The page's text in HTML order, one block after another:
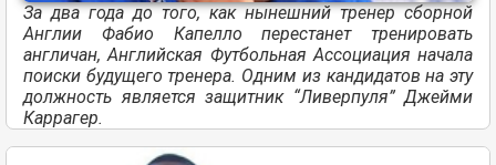
За два года до того, как нынешний тренер сборной
Англии Фабио Капелло перестанет тренировать
англичан, Английская Футбольная Ассоциация начала
поиски будущего тренера. Одним из кандидатов на эту
должность является защитник “Ливерпуля” Джейми
Каррагер.